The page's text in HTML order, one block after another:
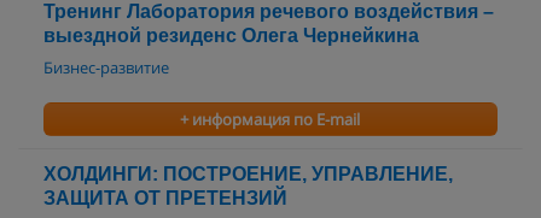
Тренинг Лаборатория речевого воздействия –
выездной резиденс Олега Чернейкина
Бизнес-развитие
+ информация по E-mail
ХОЛДИНГИ: ПОСТРОЕНИЕ, УПРАВЛЕНИЕ,
ЗАЩИТА ОТ ПРЕТЕНЗИЙ